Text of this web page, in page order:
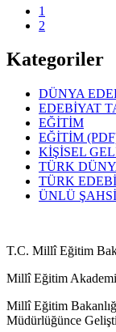
1
2
Kategoriler
DÜNYA
EDEBİYAT
EĞİTİM
EĞİTİM
KİŞİSEL
TÜRK
TÜRK
ÜNLÜ
T.C. Millî Eğitim
Millî Eğitim
Millî Eğitim
Müdürlüğünce